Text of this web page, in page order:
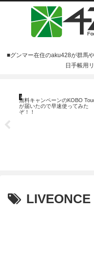
■グンマー在住のaku428が群馬
日手帳用
kobo
無料キャンペーンのKOBO
が届いたので早速使ってみた
ぞ！！
LIVEONCE